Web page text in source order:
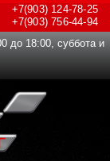
+7(903)124-78-25
+7(903)756-44-94
до 18:00, суббота и